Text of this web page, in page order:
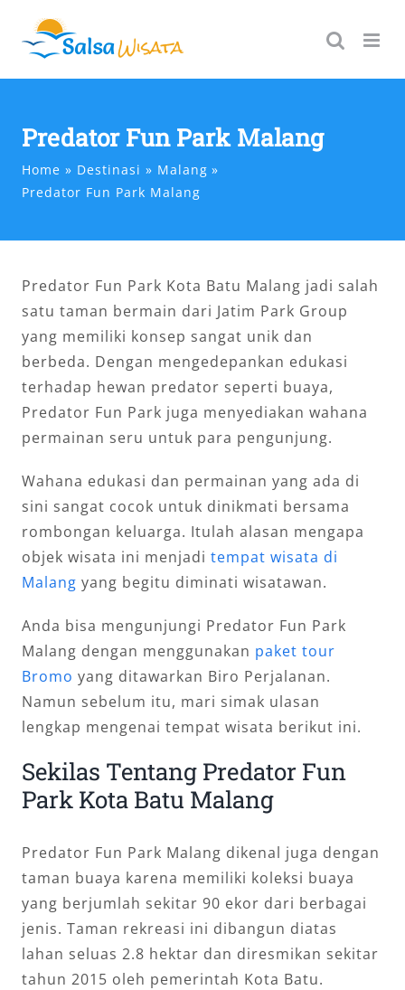
content
Predator Fun Park Malang
Home Destinasi
Malang
Predator Fun Park Malang
Predator Fun Park Kota Batu Malang jadi salah
satu taman bermain dari Jatim Park Group
yang memiliki konsep sangat unik dan
berbeda. Dengan mengedepankan edukasi
terhadap hewan predator seperti buaya,
Predator Fun Park juga menyediakan wahana
permainan seru untuk para pengunjung.
Wahana edukasi dan permainan yang ada di
sini sangat cocok untuk dinikmati bersama
rombongan keluarga. Itulah alasan mengapa
objek wisata ini menjadi tempat wisata di
Malang yang begitu diminati wisatawan.
Anda bisa mengunjungi Predator Fun Park
Malang dengan menggunakan paket tour
Bromo yang ditawarkan Biro Perjalanan.
Namun sebelum itu, mari simak ulasan
lengkap mengenai tempat wisata berikut ini.
Sekilas Tentang Predator Fun
Park Kota Batu Malang
Predator Fun Park Malang dikenal juga dengan
taman buaya karena memiliki koleksi buaya
yang berjumlah sekitar 90 ekor dari berbagai
jenis. Taman rekreasi ini dibangun diatas
lahan seluas 2.8 hektar dan diresmikan sekitar
tahun 2015 oleh pemerintah Kota Batu.